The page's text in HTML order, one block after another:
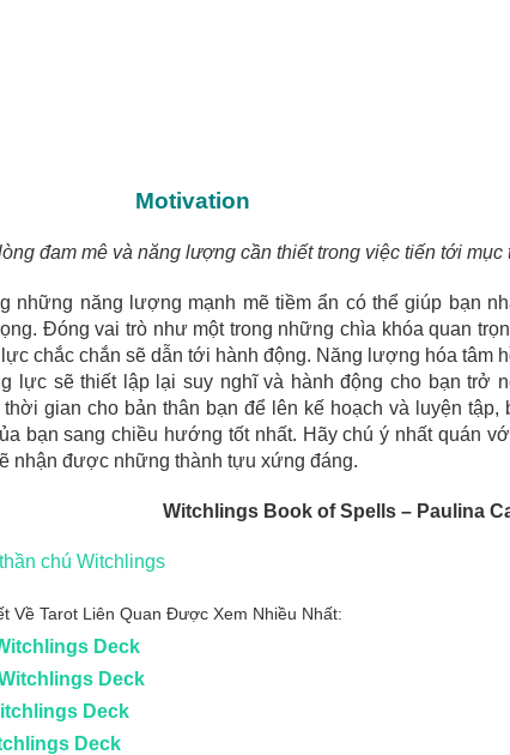
Motivation
đam mê và năng lượng cần thiết trong việc tiến tới mục
những năng lượng mạnh mẽ tiềm ẩn có thể giúp bạn
Đóng vai trò như một trong những chìa khóa quan
chắc chắn sẽ dẫn tới hành động. Năng lượng hóa tâm
lực sẽ thiết lập lại suy nghĩ và hành động cho bạn trở
gian cho bản thân bạn để lên kế hoạch và luyện tập,
bạn sang chiều hướng tốt nhất. Hãy chú ý nhất quán
nhận được những thành tựu xứng đáng.
WitchlingsBook of Spells – Paulina
chú Witchlings
Về Tarot Liên Quan Được Xem Nhiều Nhất:
Deck
Deck
Deck
Deck